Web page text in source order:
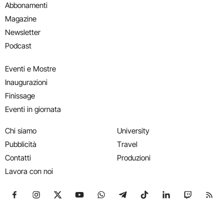
Abbonamenti
Magazine
Newsletter
Podcast
Eventi e Mostre
Inaugurazioni
Finissage
Eventi in giornata
Chi siamo
Pubblicità
Contatti
Lavora con noi
University
Travel
Produzioni
Seguici su Facebook
Seguici su Instagram
Seguici su X
Seguici su YouTube
Seguici su WhatsApp
Seguici su Telegram
Seguici su TikTok
Seguici su
Seguici